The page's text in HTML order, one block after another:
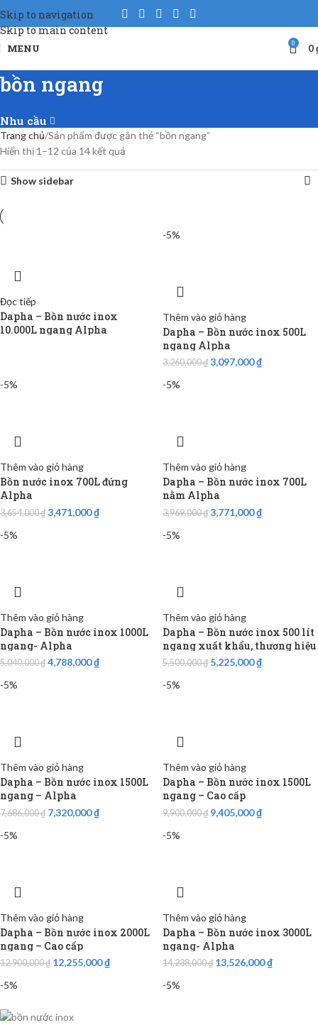
Skip to navigation
Skip to main content
MENU 0 0
bồn ngang
Nhu cầu
Trang chủ Sản phẩm được gắn thẻ “bồn ngang”
Hiển thị 1–12 của 14 kết quả
Show sidebar
Đọc tiếp
Dapha – Bồn nước inox
10.000L ngang Alpha
-5%
Thêm vào giỏ hàng
Dapha – Bồn nước inox 500L
ngang Alpha
3,260,000₫ 3,097,000₫
-5%
Thêm vào giỏ hàng
Bồn nước inox 700L đứng
Alpha
3,654,000₫ 3,471,000₫
-5%
Thêm vào giỏ hàng
Dapha – Bồn nước inox 700L
nằm Alpha
3,969,000₫ 3,771,000₫
-5%
Thêm vào giỏ hàng
Dapha – Bồn nước inox 1000L
ngang- Alpha
5,040,000₫ 4,788,000₫
-5%
Thêm vào giỏ hàng
Dapha – Bồn nước inox 500 lít
ngang xuất khẩu, thương hiệu
Dapha
5,500,000₫ 5,225,000₫
-5%
Thêm vào giỏ hàng
Dapha – Bồn nước inox 1500L
ngang – Alpha
7,686,000₫ 7,320,000₫
-5%
Thêm vào giỏ hàng
Dapha – Bồn nước inox 1500L
ngang – Cao cấp
9,900,000₫ 9,405,000₫
-5%
Thêm vào giỏ hàng
Dapha – Bồn nước inox 2000L
ngang – Cao cấp
12,900,000₫ 12,255,000₫
-5%
Thêm vào giỏ hàng
Dapha – Bồn nước inox 3000L
ngang- Alpha
14,238,000₫ 13,526,000₫
-5%
-5%